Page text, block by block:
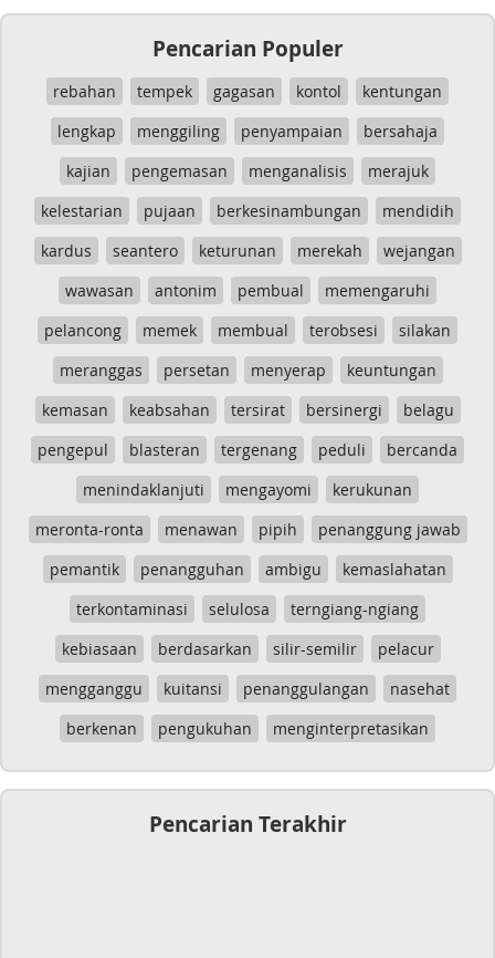
Pencarian Populer
rebahan tempek gagasan kontol
kentungan
lengkap
menggiling penyampaian
bersahaja
kajian
pengemasan menganalisis
merajuk
kelestarian
pujaan berkesinambungan
mendidih
kardus
seantero keturunan merekah
wejangan
wawasan
antonim pembual
memengaruhi
pelancong
memek membual terobsesi
silakan
meranggas
persetan menyerap
keuntungan
kemasan
keabsahan tersirat bersinergi
belagu
pengepul
blasteran tergenang peduli
bercanda
menindaklanjuti
mengayomi
kerukunan
meronta-ronta
menawan pipih
penanggung jawab
pemantik
penangguhan ambigu
kemaslahatan
terkontaminasi
selulosa
terngiang-ngiang
kebiasaan
berdasarkan silir-semilir
pelacur
mengganggu
kuitansi penanggulangan
nasehat
berkenan
pengukuhan menginterpretasikan
Pencarian Terakhir